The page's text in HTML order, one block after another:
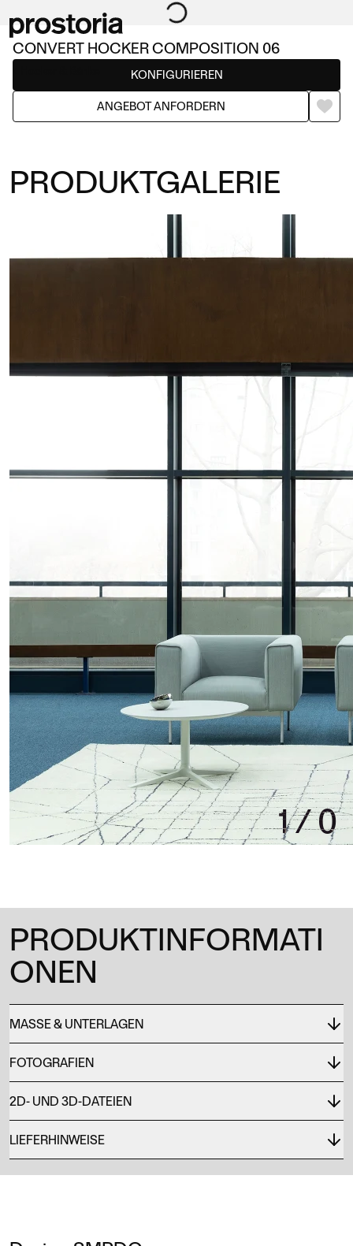
CONVERT HOCKER COMPOSITION 06
KONFIGURIEREN
ANGEBOT ANFORDERN
PRODUKTGALERIE
1/0
PRODUKTINFORMATI
ONEN
MASSE & UNTERLAGEN
FOTOGRAFIEN
2D- UND 3D-DATEIEN
LIEFERHINWEISE